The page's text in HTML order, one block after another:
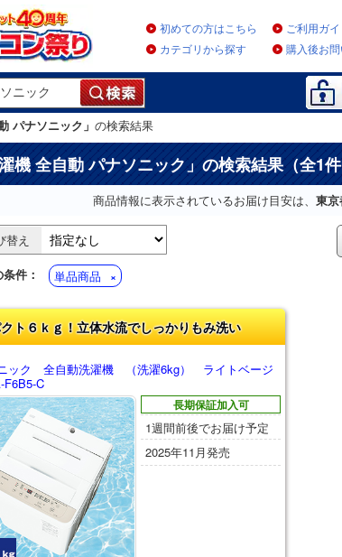
初めての方はこちら ご利用ガイ
カテゴリから探す
購入後お
パナソニック」 の検索結果
機 全自動 パナソニック 」の検索結果（全1
商品情報に表示されているお届け目安は、 東
替え
件： 単品商品
ト６ｋｇ！立体水流でしっかりもみ洗い
ック 全自動洗濯機 （洗濯6kg） ライトベージ
C
長期保証加入可
1週間前後でお届け予定
2025年11月発売